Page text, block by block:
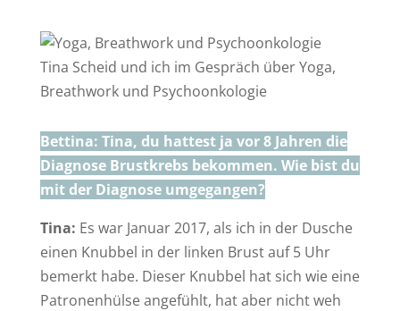
Tina Scheid und ich im Gespräch über Yoga,
Breathwork und Psychoonkologie
Bettina: Tina, du hattest ja vor 8 Jahren die
Diagnose Brustkrebs bekommen. Wie bist du
mit der Diagnose umgegangen?
Tina: Es war Januar 2017, als ich in der Dusche
einen Knubbel in der linken Brust auf 5 Uhr
bemerkt habe. Dieser Knubbel hat sich wie eine
Patronenhülse angefühlt, hat aber nicht weh